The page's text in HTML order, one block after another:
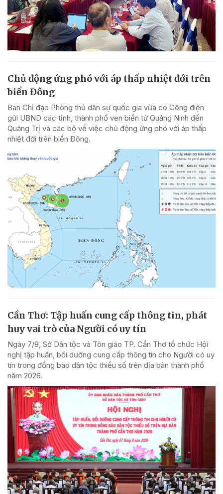
Chủ động ứng phó với áp thấp nhiệt đới trên
biển Đông
Ban Chỉ đạo Phòng thủ dân sự quốc gia vừa có Công điện
gửi UBND các tỉnh, thành phố ven biển từ Quảng Ninh đến
Quảng Trị và các bộ về việc chủ động ứng phó với áp thấp
nhiệt đới trên biển Đông.
Cần Thơ: Tập huấn cung cấp thông tin, phát
huy vai trò của Người có uy tín
Ngày 7/8, Sở Dân tộc và Tôn giáo TP. Cần Thơ tổ chức Hội
nghị tập huấn, bồi dưỡng cung cấp thông tin cho Người có uy
tín trong đồng bào dân tộc thiểu số trên địa bàn thành phố
năm 2026.